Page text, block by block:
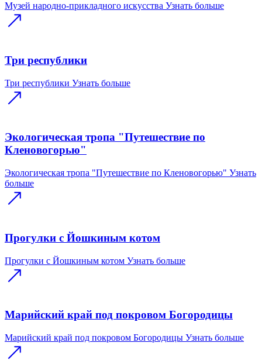
Музей народно-прикладного искусства Узнать больше
Три республики
Три республики Узнать больше
Экологическая тропа "Путешествие по
Кленовогорью"
Экологическая тропа "Путешествие по Кленовогорью" Узнать
больше
Прогулки с Йошкиным котом
Прогулки с Йошкиным котом Узнать больше
Марийский край под покровом Богородицы
Марийский край под покровом Богородицы Узнать больше